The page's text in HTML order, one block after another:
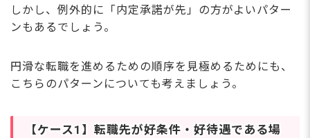
しかし、例外的に「内定承諾が先」の方がよいパター
ンもあるでしょう。
円滑な転職を進めるための順序を見極めるためにも、
こちらのパターンについても考えましょう。
【ケース1】転職先が好条件・好待遇である場